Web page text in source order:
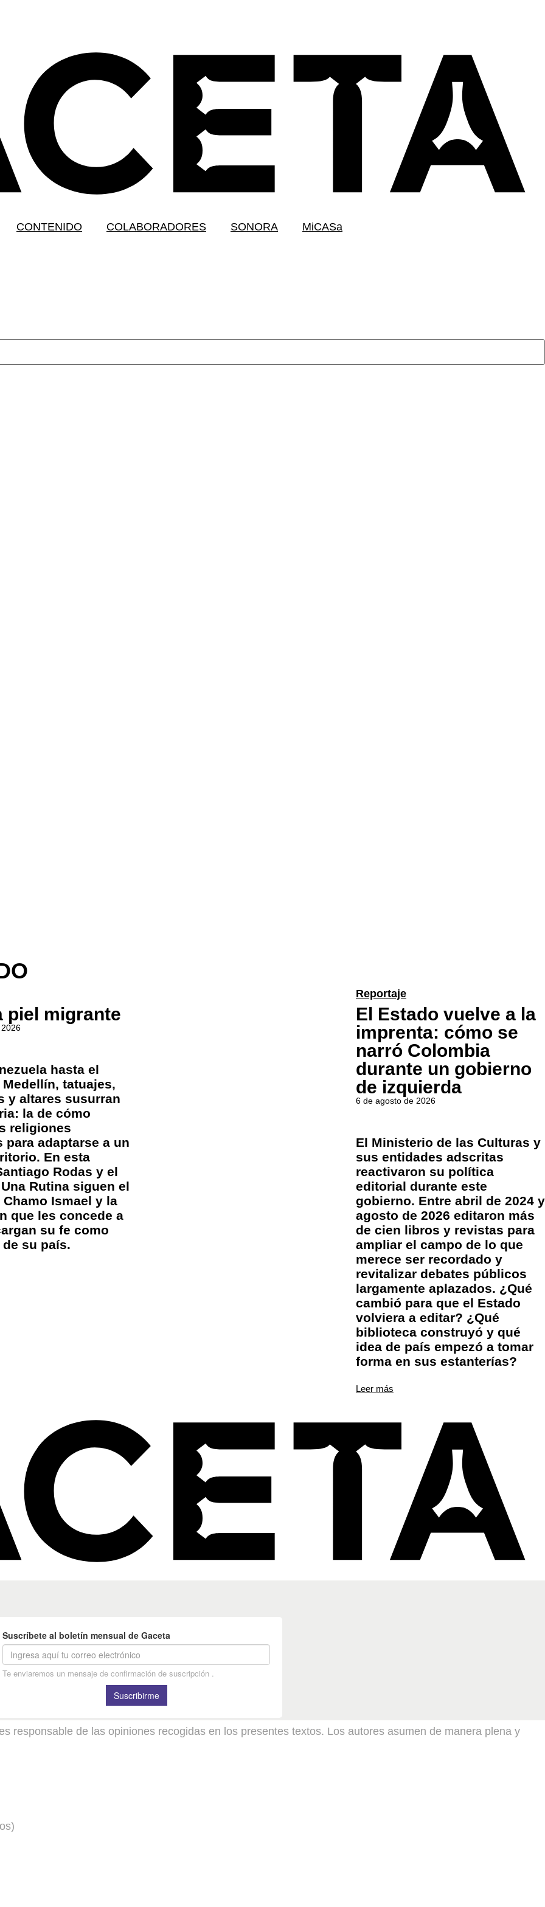
CONTENIDO COLABORADORES SONORA MiCASa
piel migrante
hasta el
tatuajes,
y altares susurran
la de cómo
religiones
para adaptarse a un
En esta
Rodas y el
Rutina siguen el
Ismael y la
que les concede a
su fe como
su país.
Reportaje
El Estado vuelve a la
imprenta: cómo se
narró Colombia
durante un gobierno
de izquierda
6 de agosto de 2026
El Ministerio de las Culturas y
sus entidades adscritas
reactivaron su política
editorial durante este
gobierno. Entre abril de 2024 y
agosto de 2026 editaron más
de cien libros y revistas para
ampliar el campo de lo que
merece ser recordado y
revitalizar debates públicos
largamente aplazados. ¿Qué
cambió para que el Estado
volviera a editar? ¿Qué
biblioteca construyó y qué
idea de país empezó a tomar
forma en sus estanterías?
Leer más
responsable de las opiniones recogidas en los presentes textos. Los autores asumen de manera plena y